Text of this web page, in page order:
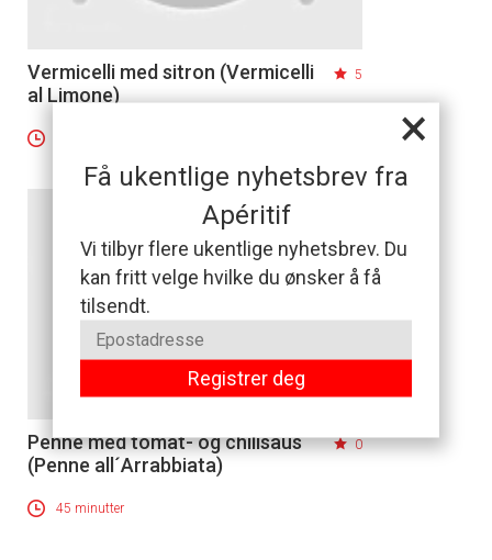
×
Få ukentlige nyhetsbrev fra
Apéritif
Vi tilbyr flere ukentlige nyhetsbrev. Du
kan fritt velge hvilke du ønsker å få
tilsendt.
Registrer deg
Vermicelli med sitron (Vermicelli
al Limone)
5
Penne med tomat- og chilisaus
(Penne all´Arrabbiata)
0
45 minutter